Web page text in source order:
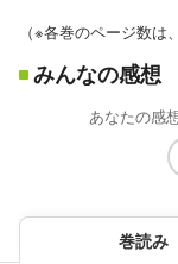
（※各巻のページ数は
みんなの感想
あなたの感
巻読み